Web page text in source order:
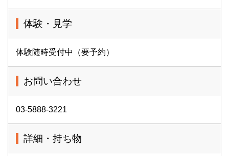
体験・見学
体験随時受付中（要予約）
お問い合わせ
03-5888-3221
詳細・持ち物